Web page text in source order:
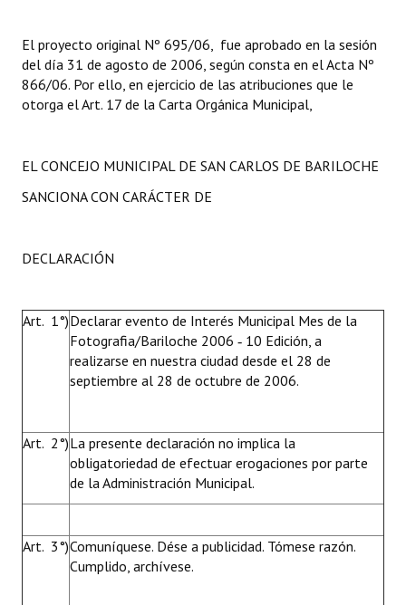
El proyecto original Nº 695/06, fue aprobado en la sesión
del día 31 de agosto de 2006, según consta en el Acta Nº
866/06. Por ello, en ejercicio de las atribuciones que le
otorga el Art. 17 de la Carta Orgánica Municipal,
EL CONCEJO MUNICIPAL DE SAN CARLOS DE BARILOCHE
SANCIONA CON CARÁCTER DE
DECLARACIÓN
Art. 1°)Declarar evento de Interés Municipal Mes de la
Fotografia/Bariloche 2006 ‑ 10 Edición, a
realizarse en nuestra ciudad desde el 28 de
septiembre al 28 de octubre de 2006.
Art. 2°)La presente declaración no implica la
obligatoriedad de efectuar erogaciones por parte
de la Administración Municipal.
Art. 3°)Comuníquese. Dése a publicidad. Tómese razón.
Cumplido, archívese.